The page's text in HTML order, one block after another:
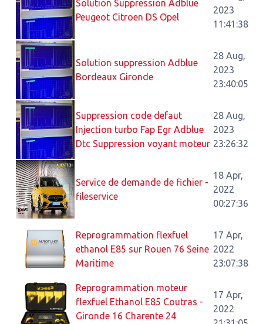
Solution Suppression Adblue
Peugeot Citroen DS Opel
2023
11:41:38
Solution suppression Adblue
Bordeaux Gironde
28 Aug,
2023
23:40:05
Suppression code defaut
Injection turbo Fap Egr Adblue
Dtc Suppression voyant moteur
28 Aug,
2023
23:26:32
Service de demande de fichier -
fileservice
18 Apr,
2022
00:27:36
Reprogrammation flexfuel
ethanol E85 sur Rouen 76 Seine
Maritime
17 Apr,
2022
23:07:38
Reprogrammation moteur
flexfuel Ethanol E85 Coutras -
Gironde 16 Charente 24
17 Apr,
2022